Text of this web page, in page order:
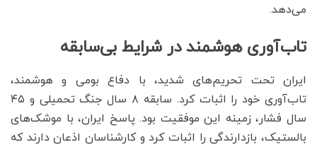
می‌دهد.
تاب‌آوری هوشمند در شرایط بی‌سابقه
ایران تحت تحریم‌های شدید، با دفاع بومی و هوشمند،
تاب‌آوری خود را اثبات کرد. سابقه ۸ سال جنگ تحمیلی و ۴۵
سال فشار، زمینه این موفقیت بود. پاسخ ایران، با موشک‌های
بالستیک، بازدارندگی را اثبات کرد و کارشناسان اذعان دارند که